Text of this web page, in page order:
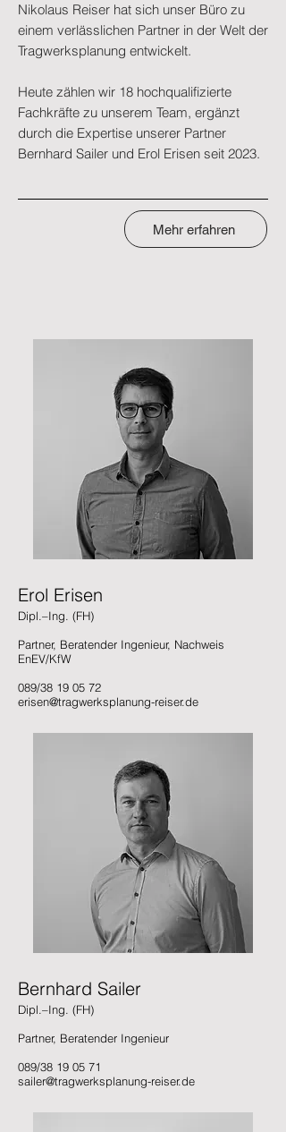
Nikolaus Reiser hat sich unser Büro zu
einem verlässlichen Partner in der Welt der
Tragwerksplanung entwickelt.
Heute zählen wir 18 hochqualifizierte
Fachkräfte zu unserem Team, ergänzt
durch die Expertise unserer Partner
Bernhard Sailer und Erol Erisen seit 2023.
Mehr erfahren
Erol Erisen
Dipl.–Ing. (FH)
Partner, Beratender Ingenieur, Nachweis
EnEV/KfW
089/38 19 05 72
erisen@tragwerksplanung-reiser.de
Bernhard Sailer
Dipl.–Ing. (FH)
Partner, Beratender Ingenieur
089/38 19 05 71
sailer@tragwerksplanung-reiser.de